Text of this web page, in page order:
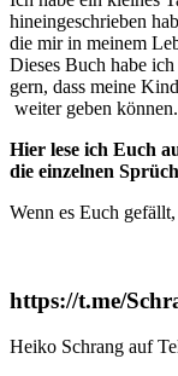
hineingeschrieben
die mir in meinem
Dieses Buch habe
gern, dass meine
weiter geben können.
Hier lese ich Euch
die einzelnen
Wenn es Euch
https://t.me/
Heiko Schrang auf